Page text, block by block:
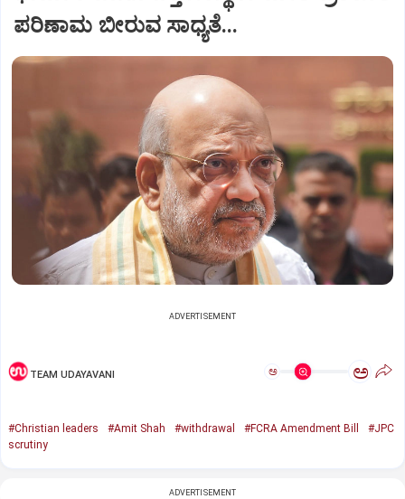
ಪರಿಣಾಮ ಬೀರುವ ಸಾಧ್ಯತೆ...
ADVERTISEMENT
TEAM UDAYAVANI ಅ ಅ
#Christian leaders #Amit Shah #withdrawal #FCRA Amendment Bill
#JPC
scrutiny
ADVERTISEMENT